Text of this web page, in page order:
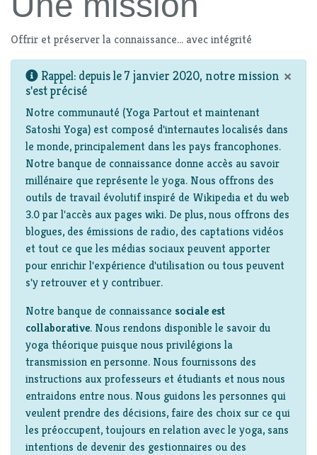
Offrir et préserver la connaissance... avec intégrité
×
Rappel: depuis le 7 janvier 2020, notre mission
s'est précisé
Notre communauté (Yoga Partout et maintenant
Satoshi Yoga) est composé d'internautes localisés dans
le monde, principalement dans les pays francophones.
Notre banque de connaissance donne accès au savoir
millénaire que représente le yoga. Nous offrons des
outils de travail évolutif inspiré de Wikipedia et du web
3.0 par l'accès aux pages wiki. De plus, nous offrons des
blogues, des émissions de radio, des captations vidéos
et tout ce que les médias sociaux peuvent apporter
pour enrichir l'expérience d'utilisation ou tous peuvent
s'y retrouver et y contribuer.
Notre banque de connaissance sociale est
collaborative. Nous rendons disponible le savoir du
yoga théorique puisque nous privilégions la
transmission en personne. Nous fournissons des
instructions aux professeurs et étudiants et nous nous
entraidons entre nous. Nous guidons les personnes qui
veulent prendre des décisions, faire des choix sur ce qui
les préoccupent, toujours en relation avec le yoga, sans
intentions de devenir des gestionnaires ou des